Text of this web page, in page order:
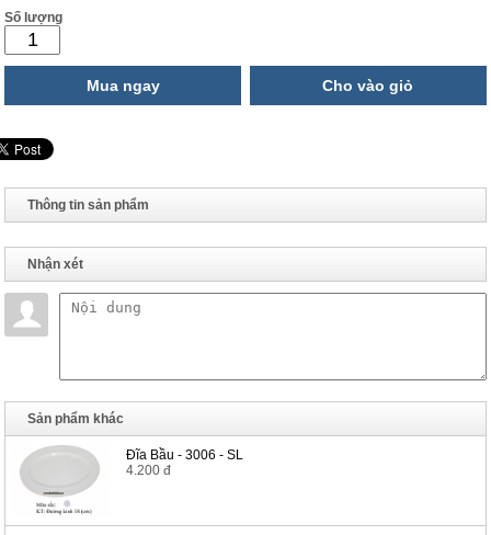
Số lượng
Mua ngay Cho vào giỏ
Thông tin sản phẩm
Nhận xét
Sản phẩm khác
Đĩa Bầu - 3006 - SL
4.200 đ